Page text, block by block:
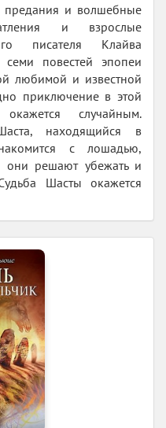
и волшебные
и взрослые
писателя Клайва
повестей эпопеи
любимой и известной
приключение в этой
случайным.
находящийся в
с лошадью,
они решают убежать и
Шасты окажется